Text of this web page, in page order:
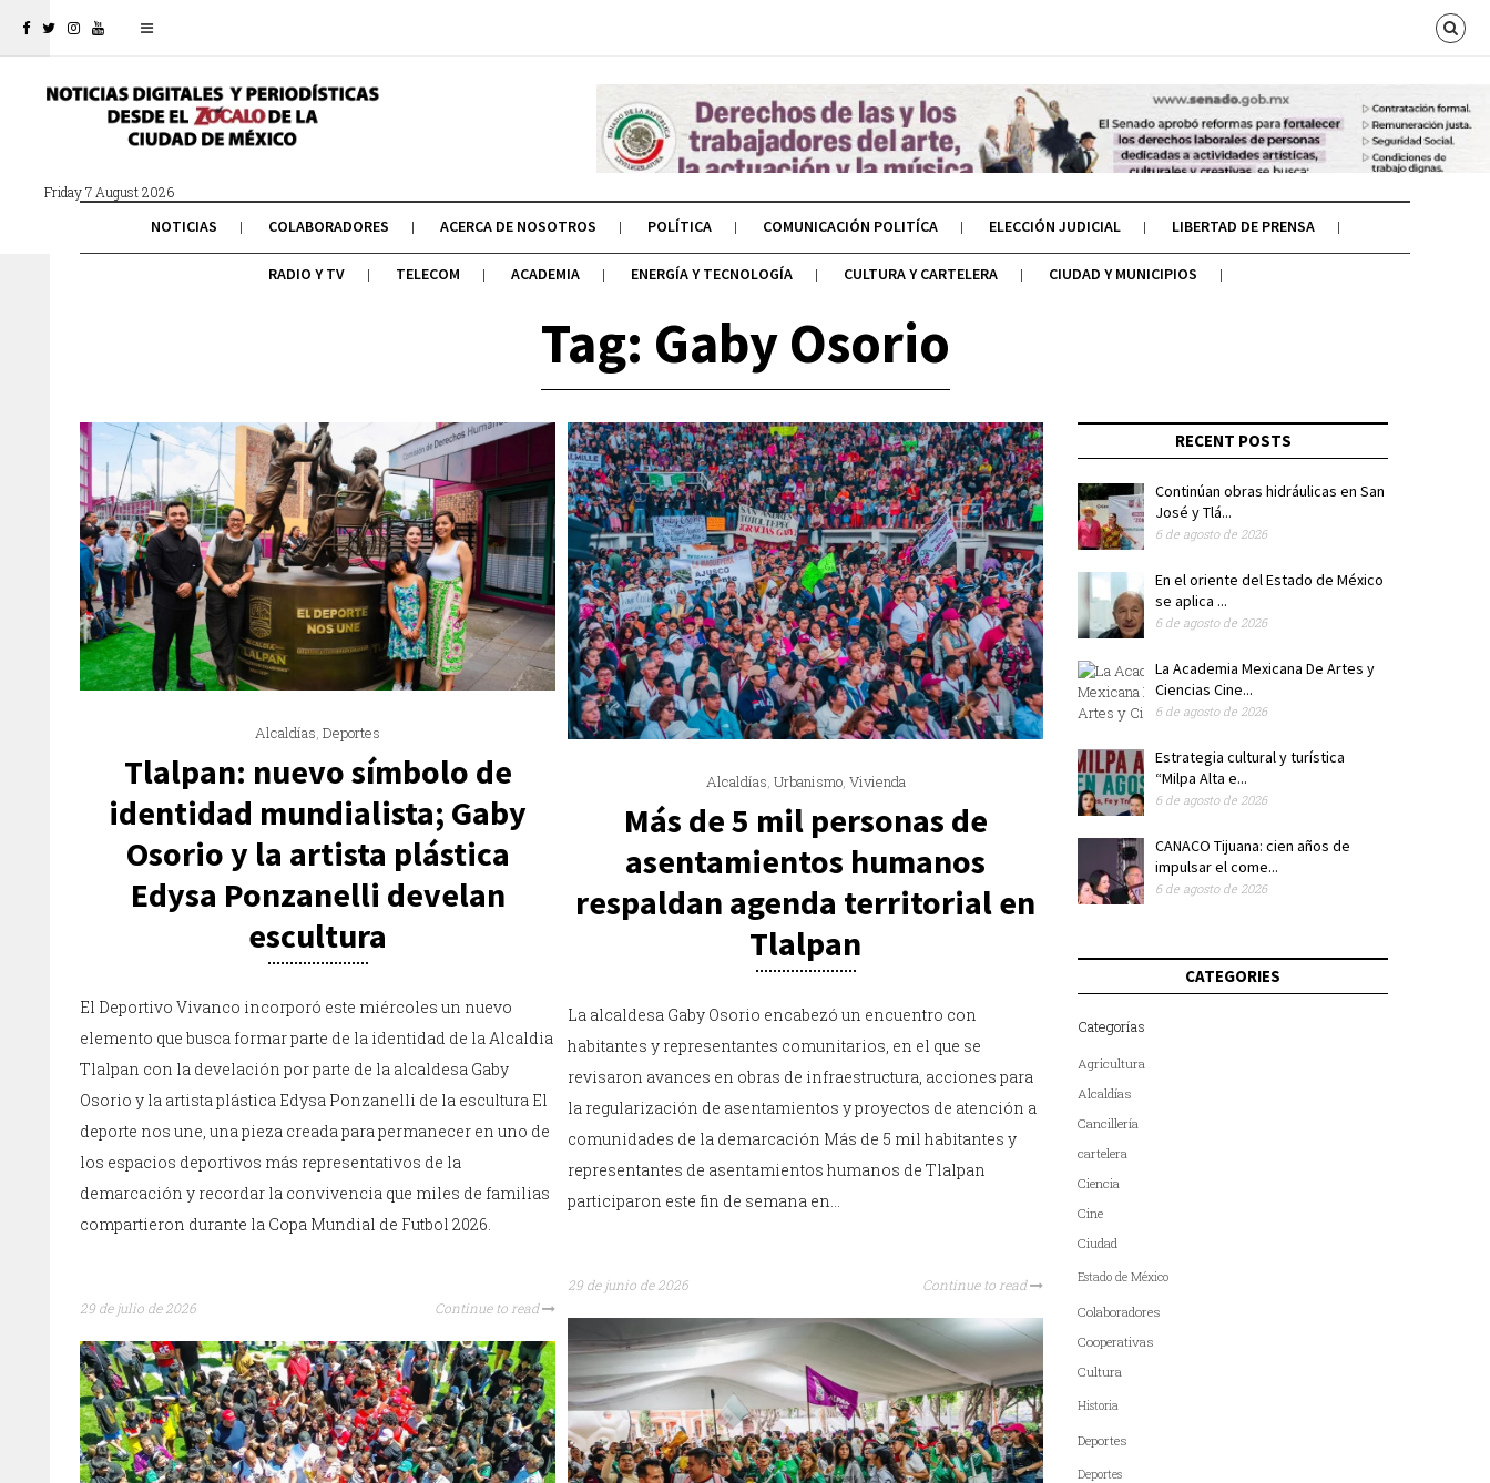
Friday 7 August 2026
NOTICIAS COLABORADORES ACERCA DE NOSOTROS POLÍTICA COMUNICACIÓN POLITÍCA ELECCIÓN JUDICIAL LIBERTAD DE PRENSA
RADIO Y TV TELECOM ACADEMIA ENERGÍA Y TECNOLOGÍA CULTURA Y CARTELERA CIUDAD Y MUNICIPIOS
Tag: Gaby Osorio
Alcaldías,Deportes
Tlalpan: nuevo símbolo de
identidad mundialista; Gaby
Osorio y la artista plástica
Edysa Ponzanelli develan
escultura
El Deportivo Vivanco incorporó este miércoles un nuevo
elemento que busca formar parte de la identidad de la Alcaldia
Tlalpan con la develación por parte de la alcaldesa Gaby
Osorio y la artista plástica Edysa Ponzanelli de la escultura El
deporte nos une, una pieza creada para permanecer en uno de
los espacios deportivos más representativos de la
demarcación y recordar la convivencia que miles de familias
compartieron durante la Copa Mundial de Futbol 2026.
29 de julio de 2026 Continue to read
Alcaldías, Urbanismo, Vivienda
Más de 5 mil personas de
asentamientos humanos
respaldan agenda territorial en
Tlalpan
La alcaldesa Gaby Osorio encabezó un encuentro con
habitantes y representantes comunitarios, en el que se
revisaron avances en obras de infraestructura, acciones para
la regularización de asentamientos y proyectos de atención a
comunidades de la demarcación Más de 5 mil habitantes y
representantes de asentamientos humanos de Tlalpan
participaron este fin de semana en…
29 de junio de 2026 Continue to read
RECENT POSTS
Continúan obras hidráulicas en San
José y Tlá...
6 de agosto de 2026
En el oriente del Estado de México
se aplica ...
6 de agosto de 2026
La Academia Mexicana De Artes y
Ciencias Cine...
6 de agosto de 2026
Estrategia cultural y turística
“Milpa Alta e...
6 de agosto de 2026
CANACO Tijuana: cien años de
impulsar el come...
6 de agosto de 2026
CATEGORIES
Categorías
Agricultura
Alcaldías
Cancillería
cartelera
Ciencia
Cine
Ciudad
Estado de México
Colaboradores
Cooperativas
Cultura
Historia
Deportes
Deportes